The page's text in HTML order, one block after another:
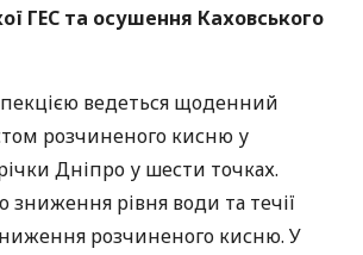
ГЕС та осушення Каховського
ведеться щоденний
розчиненого кисню у
Дніпро у шести точках.
зниження рівня води та течії
розчиненого кисню. У